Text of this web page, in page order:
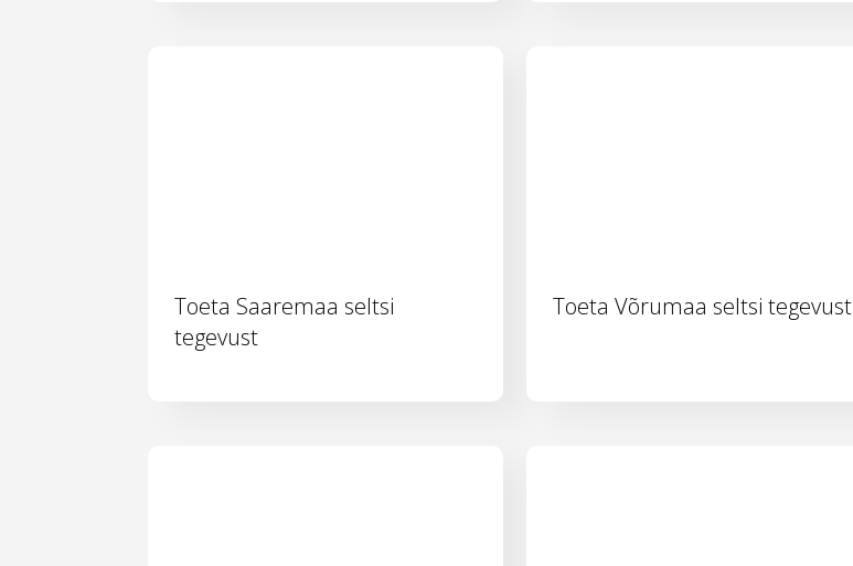
Toeta Saaremaa seltsi
tegevust
Toeta Võrumaa seltsi tegevust